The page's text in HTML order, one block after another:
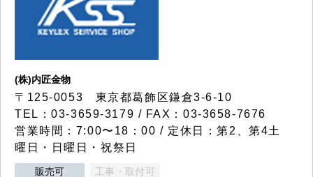
(株)内匠金物
〒125-0053 東京都葛飾区鎌倉3-6-10
TEL：03-3659-3179 / FAX：03-3658-7676
営業時間：7:00〜18：00 / 定休日：第2、第4土
曜日・日曜日・祝祭日
販売可 工事・取付可